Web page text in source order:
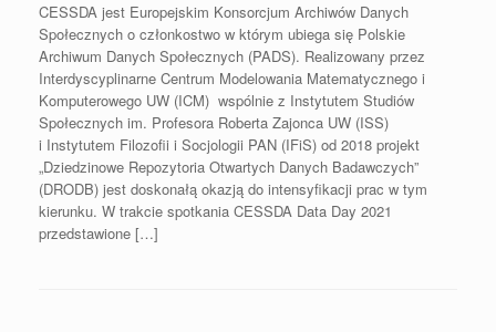
CESSDA jest Europejskim Konsorcjum Archiwów Danych
Społecznych o członkostwo w którym ubiega się Polskie
Archiwum Danych Społecznych (PADS). Realizowany przez
Interdyscyplinarne Centrum Modelowania Matematycznego i
Komputerowego UW (ICM) wspólnie z Instytutem Studiów
Społecznych im. Profesora Roberta Zajonca UW (ISS)
i Instytutem Filozofii i Socjologii PAN (IFiS) od 2018 projekt
„Dziedzinowe Repozytoria Otwartych Danych Badawczych”
(DRODB) jest doskonałą okazją do intensyfikacji prac w tym
kierunku. W trakcie spotkania CESSDA Data Day 2021
przedstawione […]